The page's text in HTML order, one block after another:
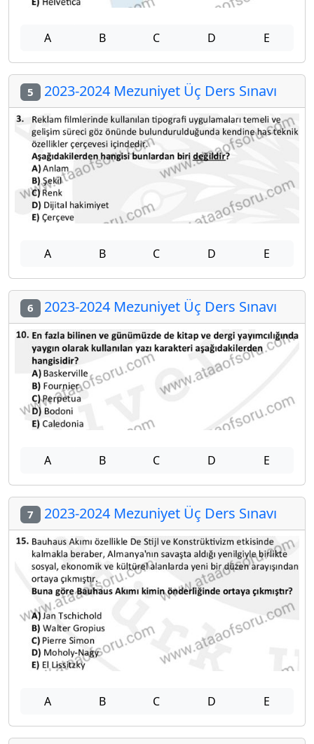
A B C D E
5 2023-2024 Mezuniyet Üç Ders Sınavı
A B C D E
6 2023-2024 Mezuniyet Üç Ders Sınavı
A B C D E
7 2023-2024 Mezuniyet Üç Ders Sınavı
A B C D E